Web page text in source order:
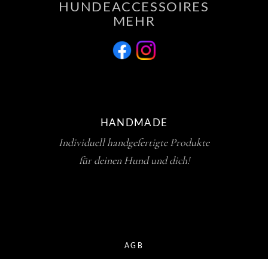
HUNDEACCESSOIRES
MEHR
HANDMADE
Individuell handgefertigte Produkte
für deinen Hund und dich!
AGB